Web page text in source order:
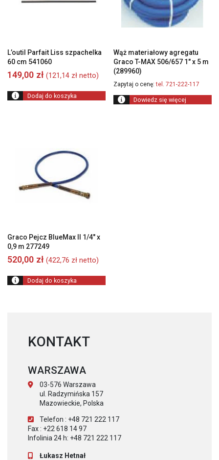
L’outil Parfait Liss szpachelka
60 cm 541060
149,00 zł (121,14 zł netto)
Dodaj do koszyka
Wąż materiałowy agregatu
Graco T-MAX 506/657 1″ x 5 m
(289960)
Zapytaj o cenę: tel. 721-222-117
Dowiedz się więcej
Graco Pejcz BlueMax II 1/4″ x
0,9 m 277249
520,00 zł (422,76 zł netto)
Dodaj do koszyka
KONTAKT
WARSZAWA
03-576 Warszawa
ul. Radzymińska 157
Mazowieckie, Polska
Telefon : +48 721 222 117
Fax : +22 618 14 97
Infolinia 24 h: +48 721 222 117
Łukasz Hetnał